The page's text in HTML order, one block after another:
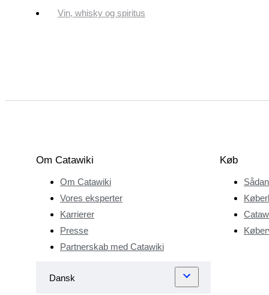
Vin, whisky og spiritus
Om Catawiki
Om Catawiki
Vores eksperter
Karrierer
Presse
Partnerskab med Catawiki
Køb